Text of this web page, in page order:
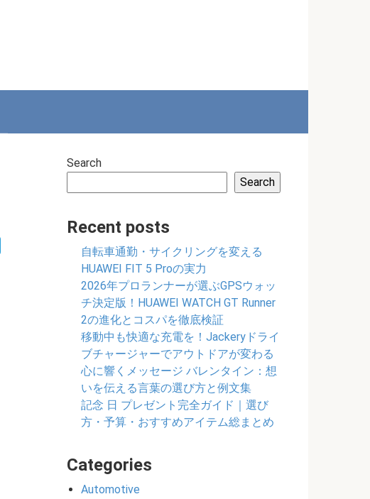
Search
Search
Recent posts
自転車通勤・サイクリングを変える
HUAWEI FIT 5 Proの実力
2026年プロランナーが選ぶGPSウォッ
チ決定版！HUAWEI WATCH GT Runner
2の進化とコスパを徹底検証
移動中も快適な充電を！Jackeryドライ
ブチャージャーでアウトドアが変わる
心に響くメッセージ バレンタイン：想
いを伝える言葉の選び方と例文集
記念 日 プレゼント完全ガイド｜選び
方・予算・おすすめアイテム総まとめ
Categories
Automotive